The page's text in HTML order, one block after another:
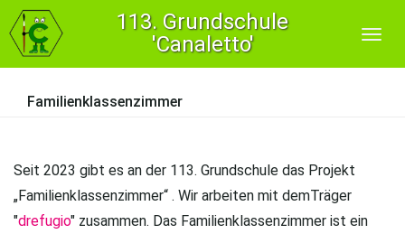
113. Grundschule
'Canaletto'
Familienklassenzimmer
Seit 2023 gibt es an der 113. Grundschule das Projekt
„Familienklassenzimmer“ . Wir arbeiten mit demTräger
"drefugio" zusammen. Das Familienklassenzimmer ist ein